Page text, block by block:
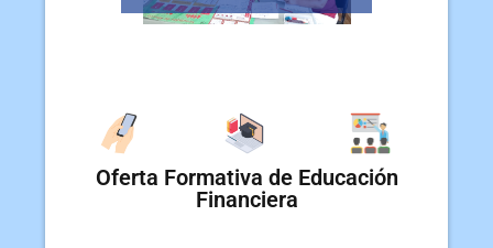
Oferta Formativa de Educación
Financiera